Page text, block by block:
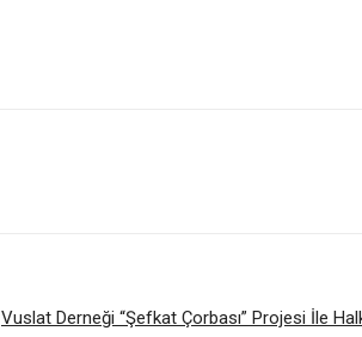
Vuslat Derneği “Şefkat Çorbası” Projesi İle